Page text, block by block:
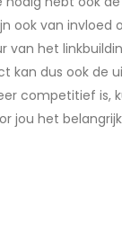
ook van invloed
van het
kan dus ook de
competitief is,
jou het